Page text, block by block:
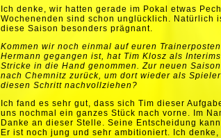
Ich denke, wir hatten gerade im Pokal etwas
Wochenenden sind schon unglücklich. Natürlich
diese Saison besonders prägnant.
Kommen wir noch einmal auf euren
Hermann gegangen ist, hat Tim Klosz als
Stricke in die Hand genommen. Zur neuen
nach Chemnitz zurück, um dort wieder als
diesen Schritt nachvollziehen?
Ich fand es sehr gut, dass sich Tim dieser
uns nochmal ein ganzes Stück nach vorne. Im
Danke an dieser Stelle. Seine Entscheidung
Er ist noch jung und sehr ambitioniert. Ich